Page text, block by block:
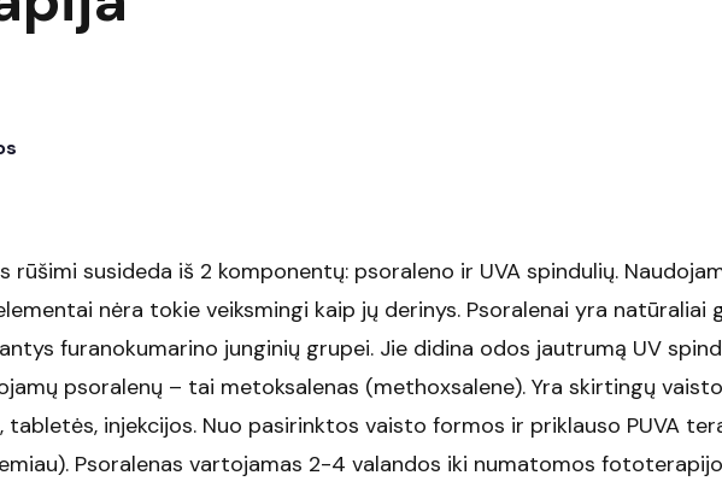
susideda iš 2 komponentų: psoraleno ir UVA spindulių.
nėra tokie veiksmingi kaip jų derinys. Psoralenai yra natūraliai
furanokumarino junginių grupei. Jie didina odos jautrumą UV
psoralenų – tai metoksalenas (methoxsalene). Yra skirtingų vaisto
injekcijos. Nuo pasirinktos vaisto formos ir priklauso PUVA
Psoralenas vartojamas 2-4 valandos iki numatomos